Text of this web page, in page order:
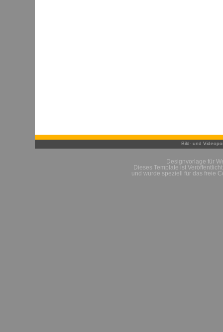
Bild- und
Designvorlage für
Dieses Template ist
und wurde speziell für das freie